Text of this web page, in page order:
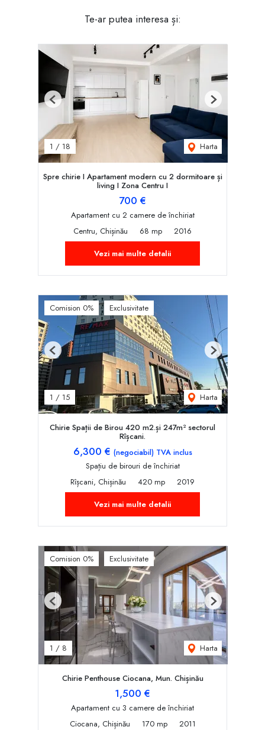
Te-ar putea interesa și:
1 / 18 Harta
Previous Next
Spre chirie I Apartament modern cu 2 dormitoare și
living I Zona Centru I
700 €
Apartament cu 2 camere de închiriat
Centru, Chișinău
68 mp
2016
Vezi mai multe detalii
Comision 0% Exclusivitate
1 / 15 Harta
Previous Next
Chirie Spații de Birou 420 m2.și 247m² sectorul
Rîșcani.
6,300 € (negociabil) TVA inclus
Spațiu de birouri de închiriat
Rîșcani, Chișinău
420 mp
2019
Vezi mai multe detalii
Comision 0% Exclusivitate
1 / 8 Harta
Previous Next
Chirie Penthouse Ciocana, Mun. Chișinău
1,500 €
Apartament cu 3 camere de închiriat
Ciocana, Chișinău
170 mp
2011